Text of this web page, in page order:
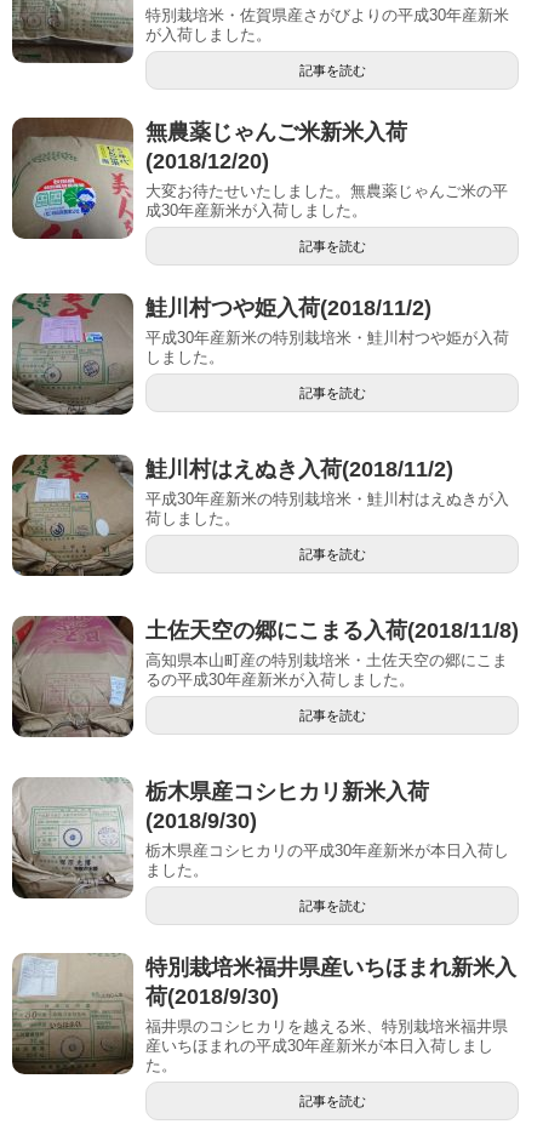
特別栽培米・佐賀県産さがびよりの平成30年産新米
が入荷しました。
記事を読む
無農薬じゃんご米新米入荷
(2018/12/20)
大変お待たせいたしました。無農薬じゃんご米の平
成30年産新米が入荷しました。
記事を読む
鮭川村つや姫入荷(2018/11/2)
平成30年産新米の特別栽培米・鮭川村つや姫が入荷
しました。
記事を読む
鮭川村はえぬき入荷(2018/11/2)
平成30年産新米の特別栽培米・鮭川村はえぬきが入
荷しました。
記事を読む
土佐天空の郷にこまる入荷(2018/11/8)
高知県本山町産の特別栽培米・土佐天空の郷にこま
るの平成30年産新米が入荷しました。
記事を読む
栃木県産コシヒカリ新米入荷
(2018/9/30)
栃木県産コシヒカリの平成30年産新米が本日入荷し
ました。
記事を読む
特別栽培米福井県産いちほまれ新米入
荷(2018/9/30)
福井県のコシヒカリを越える米、特別栽培米福井県
産いちほまれの平成30年産新米が本日入荷しまし
た。
記事を読む